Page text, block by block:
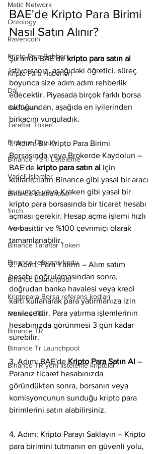
Matic Network
Ontology
Ravencoin
Kripto Para Rehberi
Kripto Para Haberleri
Dai
Gal Token
Taraftar Token
Binance Duyuru
Binance Yeni Listeleme
Vadeli işlemler
Binance Launchpad
1inch
Avax
Binance Taraftar Token
Binance referans kodu
Binance Launchpool
Kriptopara Borsa referans kodları
Binance TR
Binance TR
Binance Tr Launchpool
Binance TR yeni listeleme kriptolar
BAE'de Kripto Para Birimi
Nasıl Satın Alınır?
Şu anda BAE'de kripto para satın al
istiyorsanız, aşağıdaki öğretici, süreç
boyunca size adım adım rehberlik
edecektir. Piyasada birçok farklı borsa
olduğundan, aşağıda en iyilerinden
birkaçını vurguladık.
1. Adım: Bir Kripto Para Birimi
Borsasında veya Brokerde Kaydolun –
BAE'de kripto para satın al için
kullanıcıların Binance gibi yasal bir aracı
kurumda veya Kraken gibi yasal bir
kripto para borsasında bir ticaret hesabı
açması gerekir. Hesap açma işlemi hızlı
ve basittir ve %100 çevrimiçi olarak
tamamlanabilir.
2. Adım: Para Yatırın – Alım satım
hesabı doğrulamasından sonra,
doğrudan banka havalesi veya kredi
kartı kullanarak para yatırmanıza izin
verilecektir. Para yatırma işlemlerinin
hesabınızda görünmesi 3 gün kadar
sürebilir.
3. Adım: BAE'de Kripto Para Satın Al –
Paranız ticaret hesabınızda
göründükten sonra, borsanın veya
komisyoncunun sunduğu kripto para
birimlerini satın alabilirsiniz.
4. Adım: Kripto Parayı Saklayın – Kripto
para birimini tutmanın en güvenli yolu,